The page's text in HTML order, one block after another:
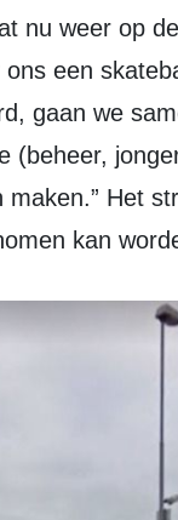
nu weer op
een
gaan we
(beheer,
maken.” Het
kan